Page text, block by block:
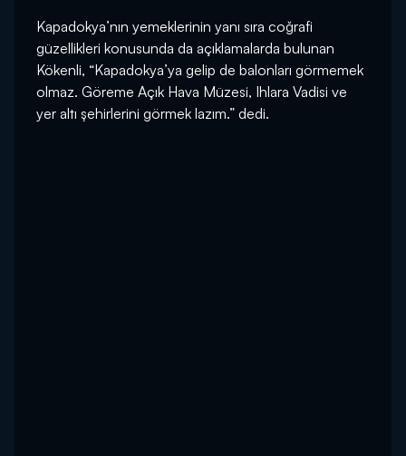
Kapadokya’nın yemeklerinin yanı sıra coğrafi
güzellikleri konusunda da açıklamalarda bulunan
Kökenli, “Kapadokya’ya gelip de balonları görmemek
olmaz. Göreme Açık Hava Müzesi, Ihlara Vadisi ve
yer altı şehirlerini görmek lazım.” dedi.